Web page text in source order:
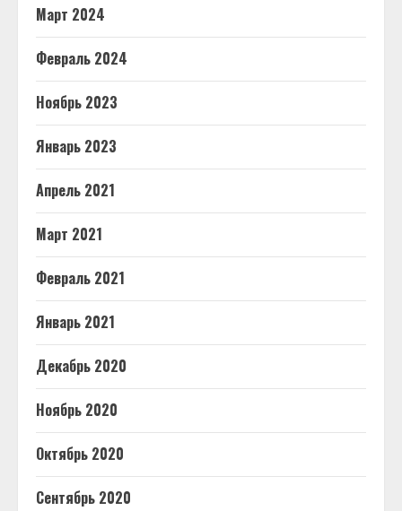
Март 2024
Февраль 2024
Ноябрь 2023
Январь 2023
Апрель 2021
Март 2021
Февраль 2021
Январь 2021
Декабрь 2020
Ноябрь 2020
Октябрь 2020
Сентябрь 2020